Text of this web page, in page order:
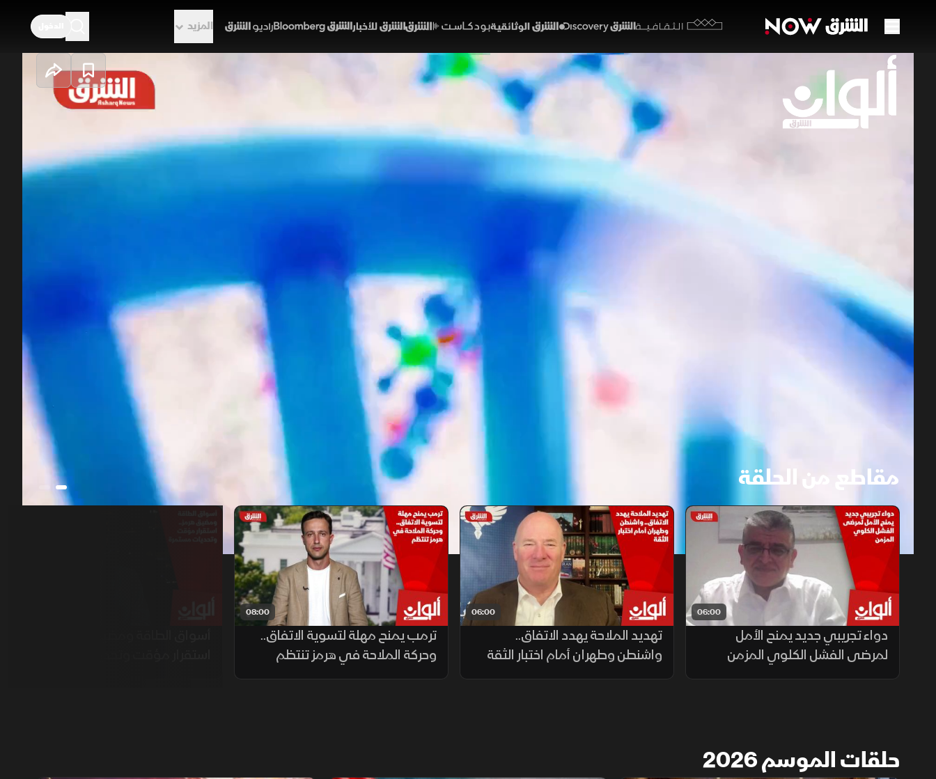
الثقافية
المزيد
1x auto
من وقف الحرب إلى مفاوضات النووي.. مرحلة
جديدة قيد التشكل
52:55 أخبار
ألوان الشرق
تداعيات الاتفاق الأميركي الإيراني تتصدر المشهد وسط دعوات إلى تثبيت التهدئة واستكمال المفاوضات،
مقابل تصاعد الانتقادات داخل الولايات المتحدة بشأن بنود التفاهم وانعكاساته. كما يدور النقاش حول حركة
الملاحة في مضيق هرمز، وتداعياته الاقتصادية وتأثيره على الاقتصاد العالمي ف الفترة المقبلة.
مقاطع من الحلقة
06:00
دواء تجريبي جديد يمنح الأمل
لمرضى الفشل الكلوي المزمن
06:00
تهديد الملاحة يهدد الاتفاق..
واشنطن وطهران أمام اختبار الثقة
08:00
ترمب يمنح مهلة لتسوية الاتفاق..
وحركة الملاحة في هرمز تنتظم
حلقات الموسم 2026